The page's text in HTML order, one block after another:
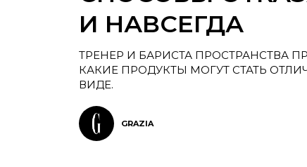
И НАВСЕГДА
ТРЕНЕР И БАРИСТА ПРОСТРАНСТВА
КАКИЕ ПРОДУКТЫ МОГУТ СТАТЬ
ВИДЕ.
GRAZIA